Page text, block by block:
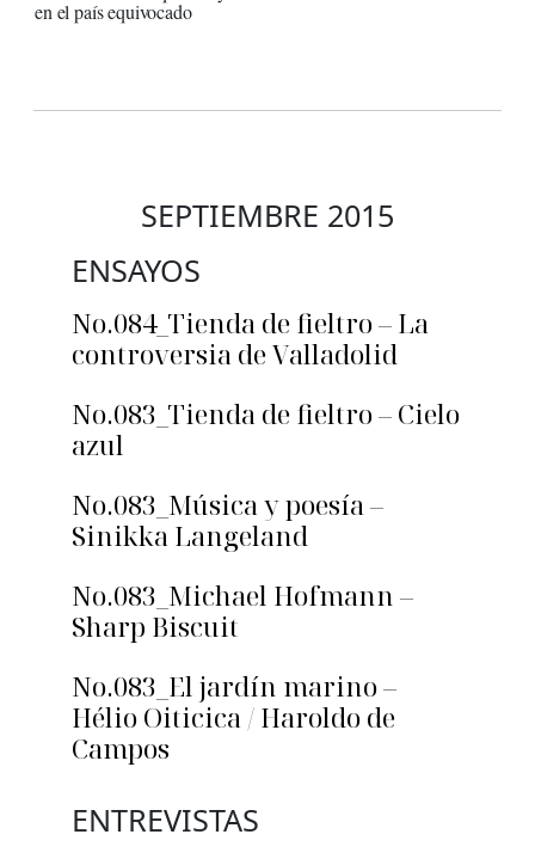
en el país equivocado
SEPTIEMBRE 2015
ENSAYOS
No.084_Tienda de fieltro – La
controversia de Valladolid
No.083_Tienda de fieltro – Cielo
azul
No.083_Música y poesía –
Sinikka Langeland
No.083_Michael Hofmann –
Sharp Biscuit
No.083_El jardín marino –
Hélio Oiticica / Haroldo de
Campos
ENTREVISTAS